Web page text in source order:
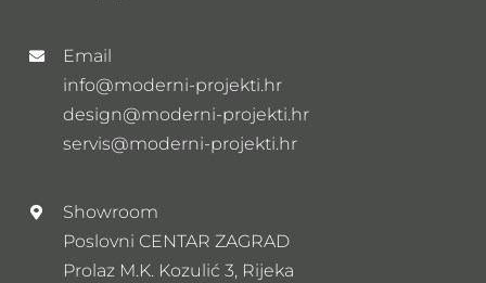
Email
info@moderni-projekti.hr
design@moderni-projekti.hr
servis@moderni-projekti.hr
Showroom
Poslovni CENTAR ZAGRAD
Prolaz M.K. Kozulić 3, Rijeka